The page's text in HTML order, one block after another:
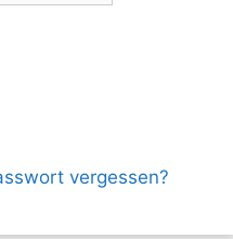
vergessen?